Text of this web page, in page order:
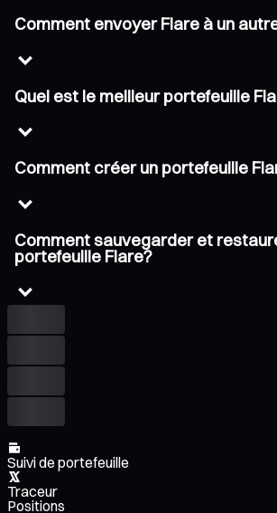
Comment envoyer Flare à un
Quel est le meilleur portefeuille
Comment créer un portefeuille
Comment sauvegarder et
portefeuille Flare?
Suivi de portefeuille
Traceur
Positions